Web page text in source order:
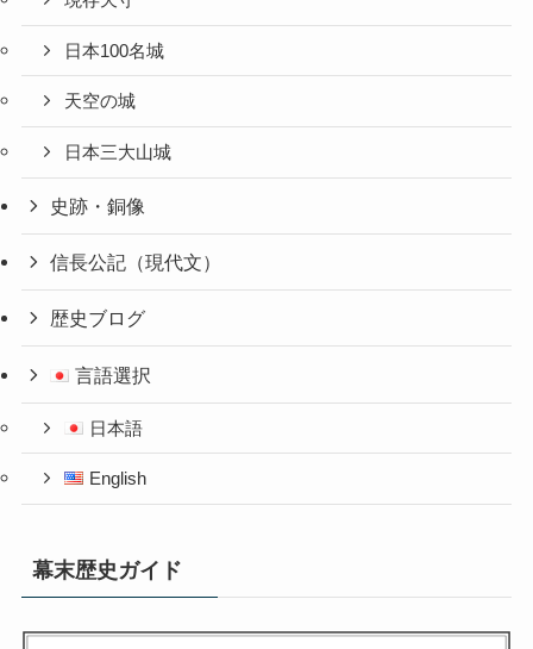
日本100名城
天空の城
日本三大山城
史跡・銅像
信長公記（現代文）
歴史ブログ
言語選択
日本語
English
幕末歴史ガイド